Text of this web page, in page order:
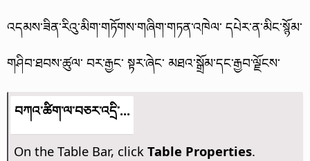
འདམས་ཟིན་རིའུ་མིག་གཏོགས་གཞིག་གཏན་འཁེལ་ དཔེར་ན་མིང་སྙོམ་
གཤིབ་ཐབས་ཚུལ་ བར་རྒྱང་ སྟར་ཞེང་ མཐའ་སྒྲོམ་དང་རྒྱབ་ལྗོངས་
བཀའ་ཚིག་ལ་བཅར་འདྲི་...
On the Table Bar, click Table Properties.